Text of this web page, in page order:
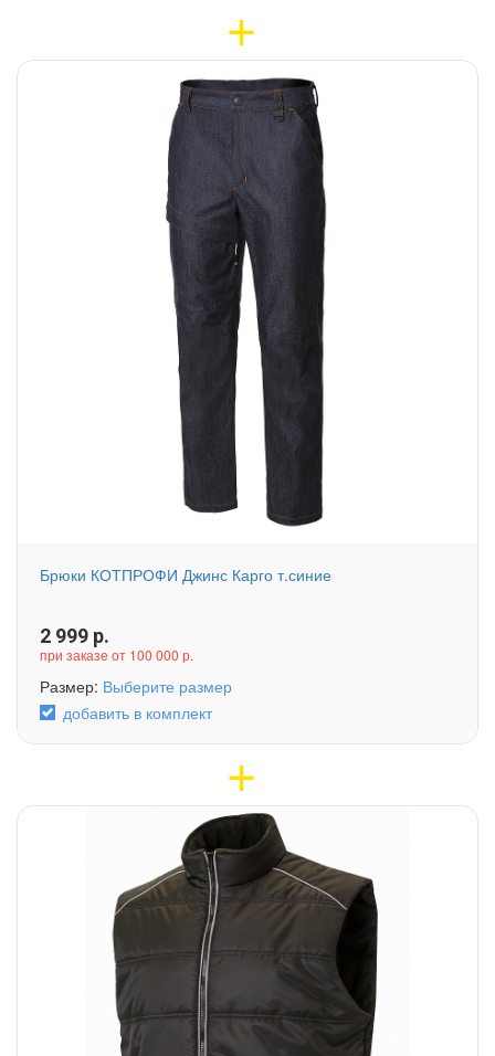
Брюки КОТПРОФИ Джинс Карго т.синие
2 999 р.
при заказе от 100 000 р.
Размер: Выберите размер
добавить в комплект